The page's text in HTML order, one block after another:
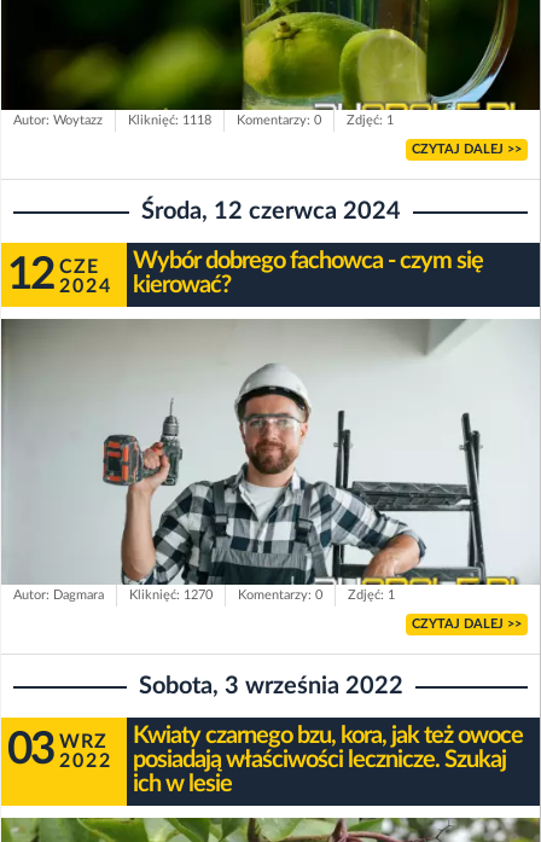
Autor: Woytazz Kliknięć: 1118 Komentarzy: 0 Zdjęć: 1
CZYTAJ DALEJ >>
Środa, 12 czerwca 2024
12 CZE
2024
Wybór dobrego fachowca - czym się
kierować?
Autor: Dagmara Kliknięć: 1270 Komentarzy: 0 Zdjęć: 1
CZYTAJ DALEJ >>
Sobota, 3 września 2022
03 WRZ
2022
Kwiaty czarnego bzu, kora, jak też owoce
posiadają właściwości lecznicze. Szukaj
ich w lesie